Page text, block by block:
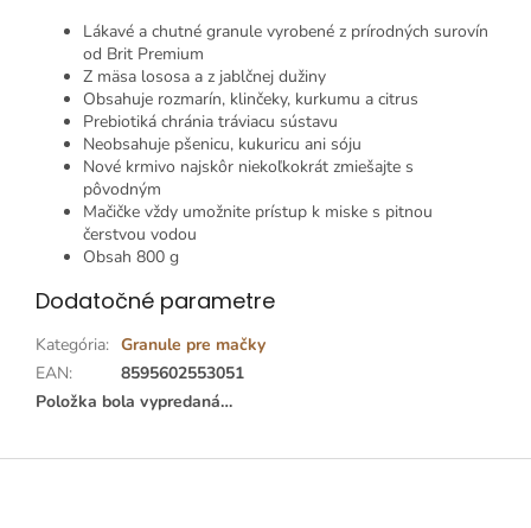
Lákavé a chutné granule vyrobené z prírodných surovín
od Brit Premium
Z mäsa lososa a z jablčnej dužiny
Obsahuje rozmarín, klinčeky, kurkumu a citrus
Prebiotiká chránia tráviacu sústavu
Neobsahuje pšenicu, kukuricu ani sóju
Nové krmivo najskôr niekoľkokrát zmiešajte s
pôvodným
Mačičke vždy umožnite prístup k miske s pitnou
čerstvou vodou
Obsah 800 g
Dodatočné parametre
Kategória: Granule pre mačky
EAN:
8595602553051
Položka bola vypredaná…
Z